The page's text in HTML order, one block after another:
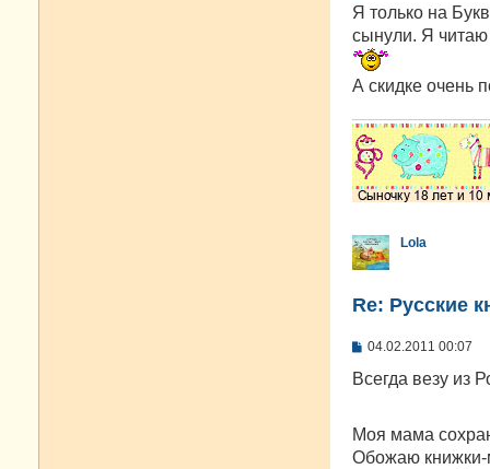
о
щ
е
н
и
Я только на
сынули. Я читаю
А скидке очень
Lola
Re: Русские
С
о
н
и
04.02.2011 00:07
Всегда везу из
Моя мама
Обожаю книжки-